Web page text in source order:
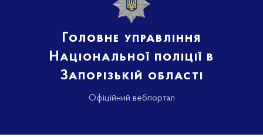
Головне управління
Національної поліції в
Запорізькій області
Офіційний вебпортал